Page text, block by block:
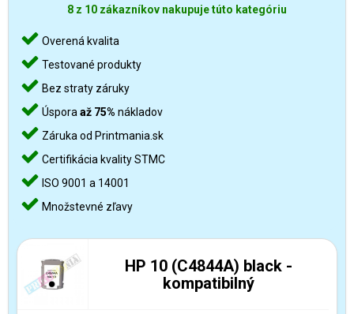
8 z 10 zákazníkov nakupuje túto kategóriu
Overená kvalita
Testované produkty
Bez straty záruky
Úspora až 75% nákladov
Záruka od Printmania.sk
Certifikácia kvality STMC
ISO 9001 a 14001
Množstevné zľavy
HP 10 (C4844A) black -
kompatibilný